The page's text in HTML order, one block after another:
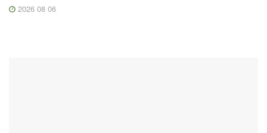
2026 08 06